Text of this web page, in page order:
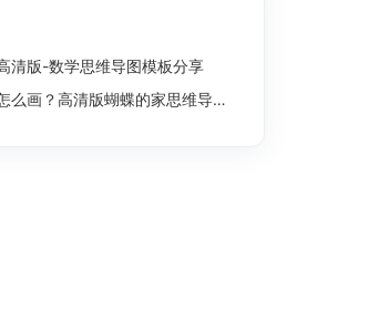
清版-数学思维导图模板分享
画？高清版蝴蝶的家思维导图分享